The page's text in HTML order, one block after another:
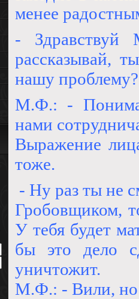
менее
-
рассказывай,
нашу проблему?
М.Ф.: -
нами
Выражение
тоже.
- Ну раз ты не
Гробовщиком,
У тебя будет
бы это дело
уничтожит.
М.Ф.: - Вили, но